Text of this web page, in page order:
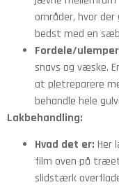
områder, hvor der
bedst med en
Fordele/
snavs og væske.
at pletreparere
behandle hele
Lakbehandling:
Hvad det er: Her
film oven på
slidstærk